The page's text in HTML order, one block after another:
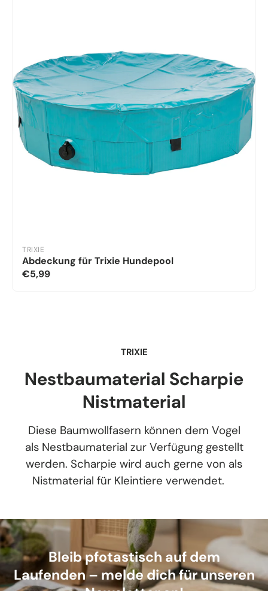
TRIXIE
Abdeckung für Trixie Hundepool
€5,99
TRIXIE
Nestbaumaterial Scharpie
Nistmaterial
Diese Baumwollfasern können dem Vogel
als Nestbaumaterial zur Verfügung gestellt
werden. Scharpie wird auch gerne von als
Nistmaterial für Kleintiere verwendet.
Bleib pfotastisch auf dem
Laufenden – melde dich für unseren